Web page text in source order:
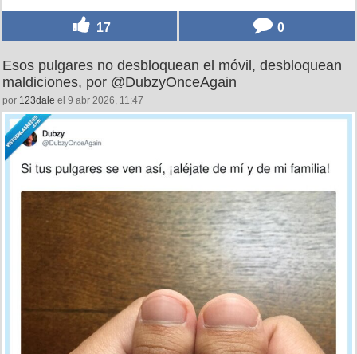
17 0
Esos pulgares no desbloquean el móvil, desbloquean
maldiciones, por @DubzyOnceAgain
por 123dale el 9 abr 2026, 11:47